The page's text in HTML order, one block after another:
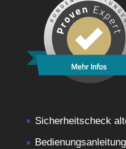
Mehr Infos
Sicherheitscheck